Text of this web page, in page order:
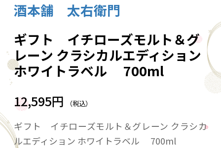
酒本舗 太右衛門
ギフト イチローズモルト＆グ
レーン クラシカルエディション
ホワイトラベル 700ml
12,595円 （税込）
ギフト イチローズモルト＆グレーン クラシカ
ルエディション ホワイトラベル 700ml